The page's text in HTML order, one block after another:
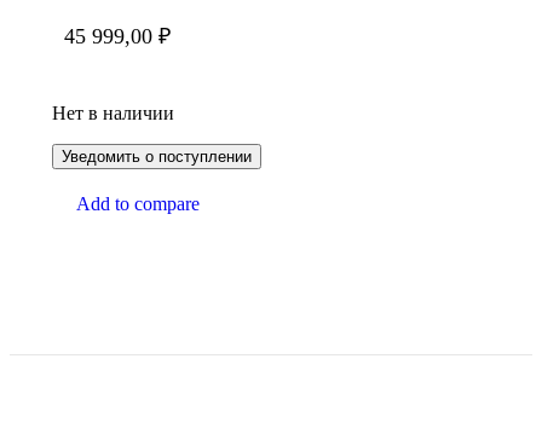
45 999,00 ₽
Нет в наличии
Add to compare